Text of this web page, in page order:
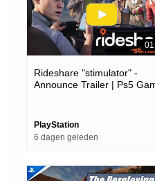
Rideshare "stimulator" -
Announce Trailer | Ps5
PlayStation
6 dagen geleden